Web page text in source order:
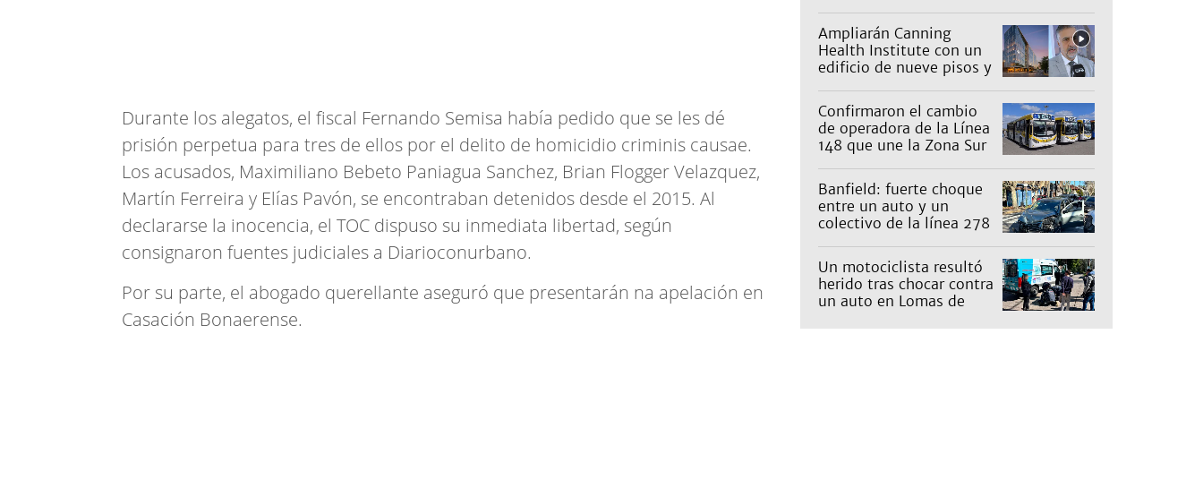
Durante los alegatos, el fiscal Fernando Semisa había pedido que se les dé
prisión perpetua para tres de ellos por el delito de homicidio criminis causae.
Los acusados, Maximiliano Bebeto Paniagua Sanchez, Brian Flogger Velazquez,
Martín Ferreira y Elías Pavón, se encontraban detenidos desde el 2015. Al
declararse la inocencia, el TOC dispuso su inmediata libertad, según
consignaron fuentes judiciales a Diarioconurbano.
Por su parte, el abogado querellante aseguró que presentarán na apelación en
Casación Bonaerense.
propuestas para niños
Ampliarán Canning
Health Institute con un
edificio de nueve pisos y
millones
Confirmaron el cambio
de operadora de la Línea
148 que une la Zona Sur
los recorridos
Banfield: fuerte choque
entre un auto y un
colectivo de la línea 278
Un motociclista resultó
herido tras chocar contra
un auto en Lomas de